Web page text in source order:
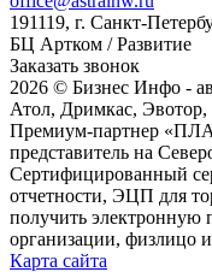
191119, г. Санкт-
БЦ Артком / Развитие
Заказать звонок
2026 © Бизнес Инфо -
Атол, Дримкас,
Премиум-партнер
представитель на
Сертифицированный
отчетности, ЭЦП для
получить электронную
организации, физлицо
Карта сайта